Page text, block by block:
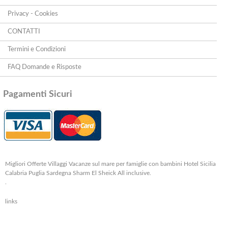
Privacy - Cookies
CONTATTI
Termini e Condizioni
FAQ Domande e Risposte
Pagamenti Sicuri
Migliori Offerte Villaggi Vacanze sul mare per famiglie con bambini Hotel Sicilia
Calabria Puglia Sardegna Sharm El Sheick All inclusive.
links